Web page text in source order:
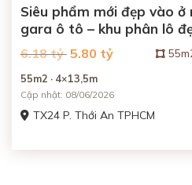
Siêu phẩm mới đẹp vào
gara ô tô – khu phân lô
Gò Vấp 5 phút
6.18 tỷ Giá
gốc
6.18
tỷ
đồng.
5.80 tỷGiá
5.80
tỷ
đồng.
55m2 · 4×13,5m
Cập nhật: 08/06/2026
TX24 P. Thới An TPHCM